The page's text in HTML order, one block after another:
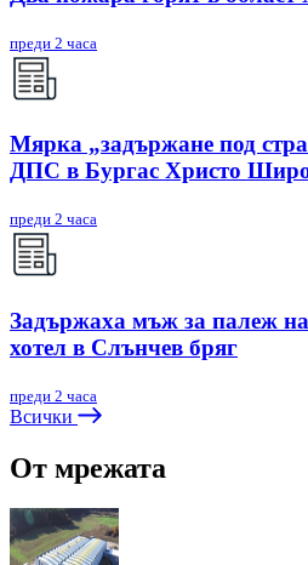
преди 2 часа
Мярка „задържане под
ДПС в Бургас Христо
преди 2 часа
Задържаха мъж за палеж
хотел в Слънчев бряг
преди 2 часа
Всички
От мрежата